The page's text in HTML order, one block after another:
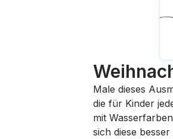
Male dieses
die für Kinder
mit
sich diese